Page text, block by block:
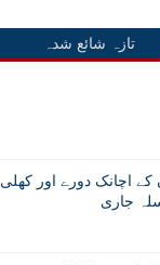
تازہ شائع شدہ
کے اچانک دورے اور کھلی
جاری